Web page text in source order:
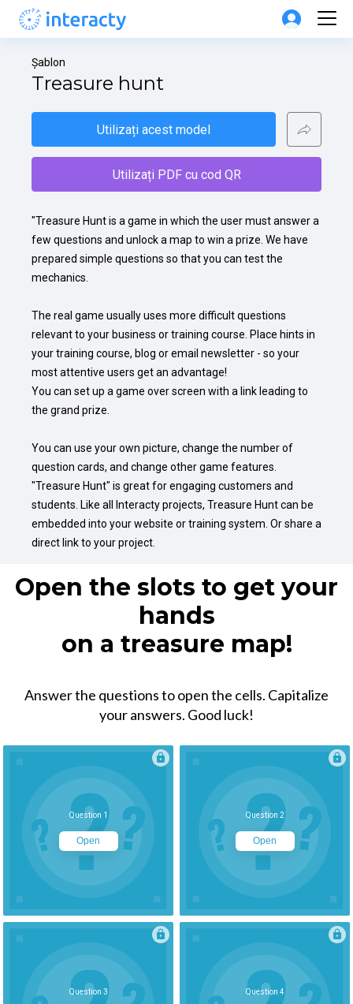
Șablon
Treasure hunt
Utilizați acest model
Utilizați PDF cu cod QR
"Treasure Hunt is a game in which the user must answer a
few questions and unlock a map to win a prize. We have
prepared simple questions so that you can test the
mechanics.
The real game usually uses more difficult questions
relevant to your business or training course. Place hints in
your training course, blog or email newsletter - so your
most attentive users get an advantage!
You can set up a game over screen with a link leading to
the grand prize.
You can use your own picture, change the number of
question cards, and change other game features.
"Treasure Hunt" is great for engaging customers and
students. Like all Interacty projects, Treasure Hunt can be
embedded into your website or training system. Or share a
direct link to your project.